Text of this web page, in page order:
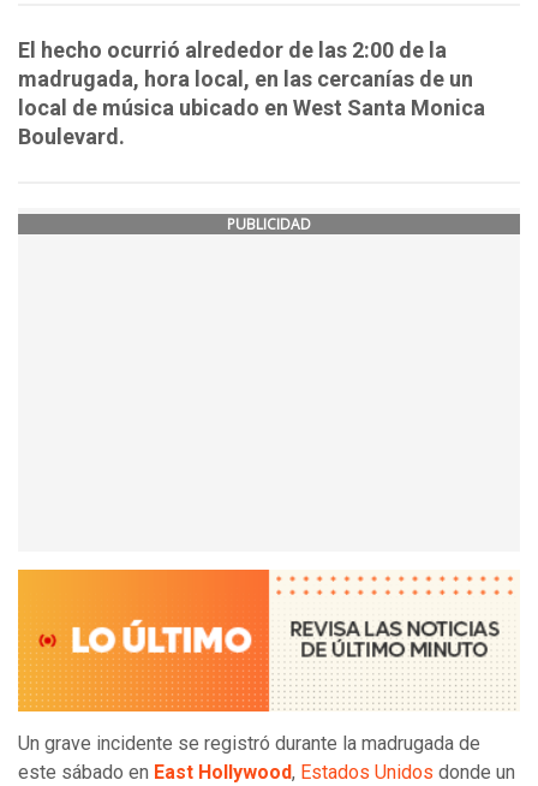
El hecho ocurrió alrededor de las 2:00 de la
madrugada, hora local, en las cercanías de un
local de música ubicado en West Santa Monica
Boulevard.
PUBLICIDAD
Un grave incidente se registró durante la madrugada de
este sábado en East Hollywood, Estados Unidos donde un